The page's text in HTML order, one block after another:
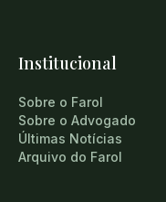
Institucional
Sobre o Farol
Sobre o Advogado
Últimas Notícias
Arquivo do Farol